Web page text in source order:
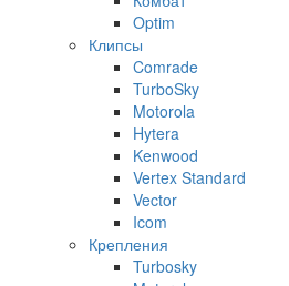
Optim
Клипсы
Comrade
TurboSky
Motorola
Hytera
Kenwood
Vertex Standard
Vector
Icom
Крепления
Turbosky